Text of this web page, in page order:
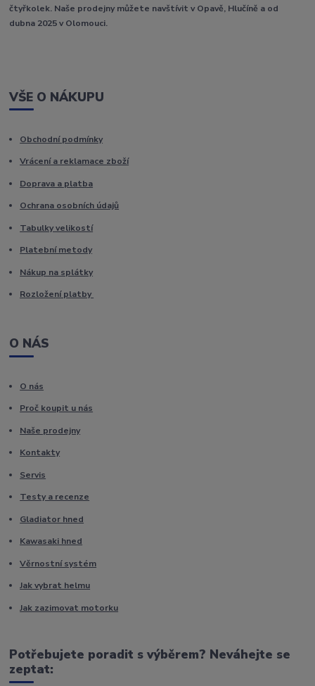
čtyřkolek. Naše prodejny můžete navštívit v Opavě, Hlučíně a od
dubna 2025 v Olomouci.
VŠE O NÁKUPU
Obchodní podmínky
Vrácení a reklamace zboží
Doprava a platba
Ochrana osobních údajů
Tabulky velikostí
Platební metody
Nákup na splátky
Rozložení platby
O NÁS
O nás
Proč koupit u nás
Naše prodejny
Kontakty
Servis
Testy a recenze
Gladiator hned
Kawasaki hned
Věrnostní systém
Jak vybrat helmu
Jak zazimovat motorku
Potřebujete poradit s výběrem? Neváhejte se
zeptat: